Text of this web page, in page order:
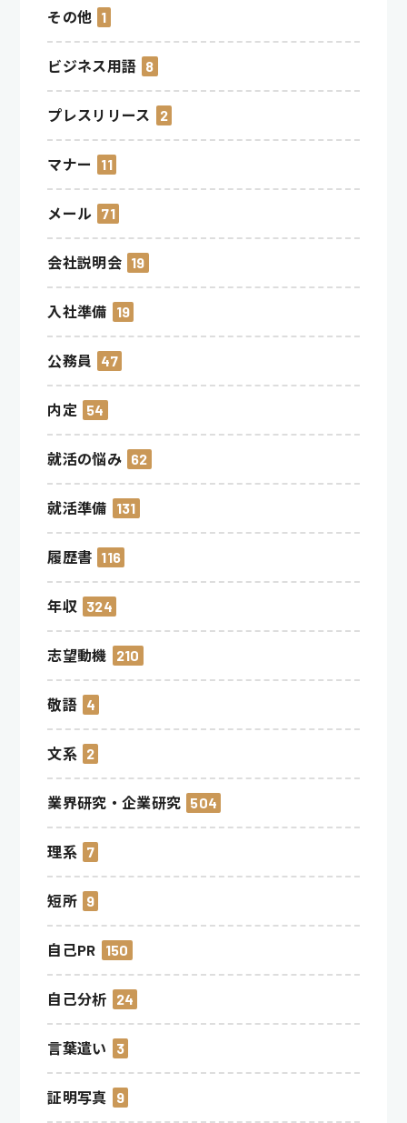
その他 1
ビジネス用語 8
プレスリリース 2
マナー 11
メール 71
会社説明会 19
入社準備 19
公務員 47
内定 54
就活の悩み 62
就活準備 131
履歴書 116
年収 324
志望動機 210
敬語 4
文系 2
業界研究・企業研究 504
理系 7
短所 9
自己PR 150
自己分析 24
言葉遣い 3
証明写真 9